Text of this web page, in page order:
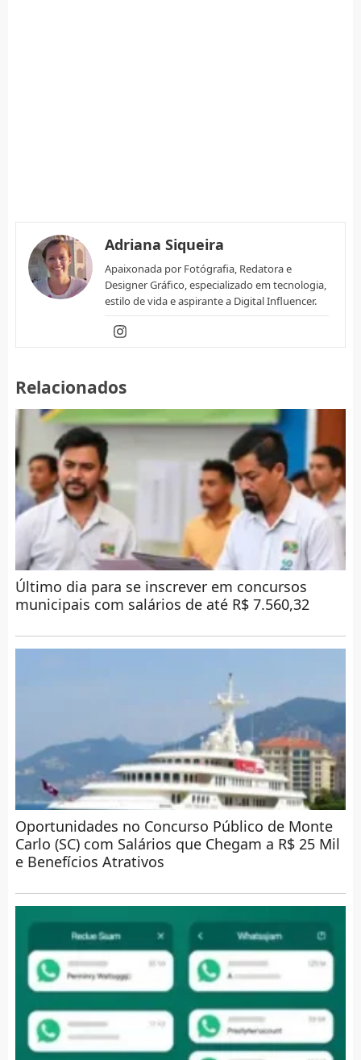
Adriana Siqueira
Apaixonada por Fotógrafia, Redatora e
Designer Gráfico, especializado em tecnologia,
estilo de vida e aspirante a Digital Influencer.
Relacionados
Último dia para se inscrever em concursos
municipais com salários de até R$ 7.560,32
Oportunidades no Concurso Público de Monte
Carlo (SC) com Salários que Chegam a R$ 25 Mil
e Benefícios Atrativos